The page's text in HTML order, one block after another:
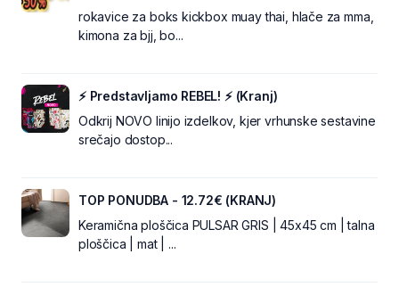
rokavice za boks kickbox muay thai, hlače za mma,
kimona za bjj, bo...
⚡ Predstavljamo REBEL! ⚡ (Kranj)
Odkrij NOVO linijo izdelkov, kjer vrhunske sestavine
srečajo dostop...
TOP PONUDBA - 12.72€ (KRANJ)
Keramična ploščica PULSAR GRIS | 45x45 cm | talna
ploščica | mat | ...